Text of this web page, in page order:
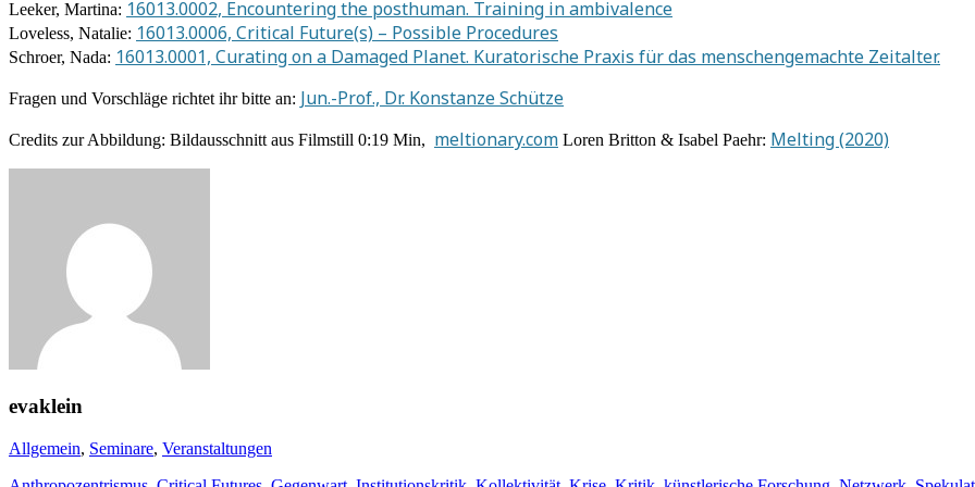
Leeker, Martina: 16013.0002, Encountering the posthuman. Training in ambivalence
Loveless, Natalie: 16013.0006, Critical Future(s) – Possible Procedures
Schroer, Nada: 16013.0001, Curating on a Damaged Planet. Kuratorische Praxis für das menschengemachte Zeitalter.
Fragen und Vorschläge richtet ihr bitte an: Jun.-Prof., Dr. Konstanze Schütze
Credits zur Abbildung: Bildausschnitt aus Filmstill 0:19 Min, meltionary.com Loren Britton & Isabel Paehr: Melting (2020)
evaklein
Allgemein, Seminare, Veranstaltungen